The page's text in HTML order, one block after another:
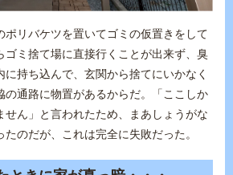
ポリバケツを置いてゴミの仮置きをして
ゴミ捨て場に直接行くことが出来ず、臭
持ち込んで、玄関から捨てにいかなく
の通路に物置があるからだ。「ここしか
せん」と言われたため、まあしょうがな
のだが、これは完全に失敗だった。